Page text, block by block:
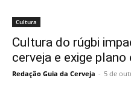
Cultura
Cultura do rúgbi
cerveja e exige
Redação Guia da Cerveja - 5 de